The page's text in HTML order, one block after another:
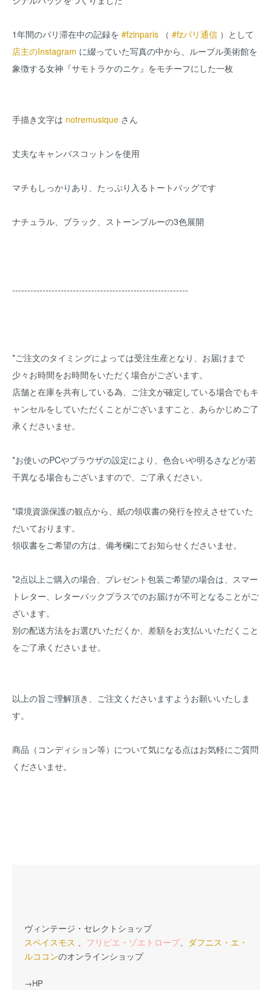
1年間のパリ滞在中の記録を #fzinparis （ #fzパリ通信 ）として
店主のInstagram に綴っていた写真の中から、ルーブル美術館を
象徴する女神『サモトラケのニケ』をモチーフにした一枚
手描き文字は notremusique さん
丈夫なキャンバスコットンを使用
マチもしっかりあり、たっぷり入るトートバッグです
ナチュラル、ブラック、ストーンブルーの3色展開
----------------------------------------------------------
*ご注文のタイミングによっては受注生産となり、お届けまで
少々お時間をお時間をいただく場合がございます。
店舗と在庫を共有している為、ご注文が確定している場合でもキ
ャンセルをしていただくことがございますこと、あらかじめご了
承くださいませ。
*お使いのPCやブラウザの設定により、色合いや明るさなどが若
干異なる場合もございますので、ご了承ください。
*環境資源保護の観点から、紙の領収書の発行を控えさせていた
だいております。
領収書をご希望の方は、備考欄にてお知らせくださいませ。
*2点以上ご購入の場合、プレゼント包装ご希望の場合は、スマー
トレター、レターパックプラスでのお届けが不可となることがご
ざいます。
別の配送方法をお選びいただくか、差額をお支払いいただくこと
をご了承くださいませ。
以上の旨ご理解頂き、ご注文くださいますようお願いいたしま
す。
商品（コンディション等）について気になる点はお気軽にご質問
くださいませ。
ヴィンテージ・セレクトショップ
スペイスモス 、 フリピエ・ゾエトロープ、 ダフニス・エ・
ルココンのオンラインショップ
→HP